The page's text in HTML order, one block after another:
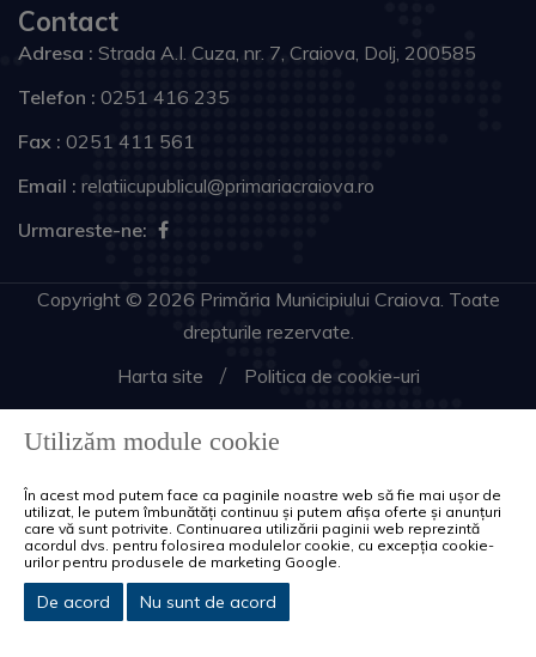
Contact
Adresa : Strada A.I. Cuza, nr. 7, Craiova, Dolj, 200585
Telefon : 0251 416 235
Fax : 0251 411 561
Email : relatiicupublicul@primariacraiova.ro
Urmareste-ne:
Copyright © 2026 Primăria Municipiului Craiova. Toate
drepturile rezervate.
Harta site
Politica de cookie-uri
Utilizăm module cookie
În acest mod putem face ca paginile noastre web să fie mai ușor de
utilizat, le putem îmbunătăți continuu și putem afișa oferte și anunțuri
care vă sunt potrivite. Continuarea utilizării paginii web reprezintă
acordul dvs. pentru folosirea modulelor cookie, cu excepția cookie-
urilor pentru produsele de marketing Google.
De acord Nu sunt de acord